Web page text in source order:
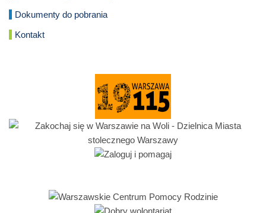
Dokumenty do pobrania
Kontakt